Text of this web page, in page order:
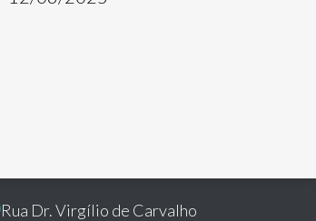
Rua Dr. Virgílio de Carvalho